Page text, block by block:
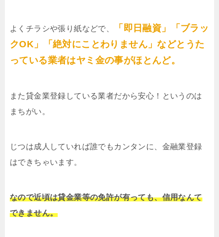
よくチラシや張り紙などで、
「即日融資」「ブラッ
クOK」「絶対にことわりません」などとうた
っている業者はヤミ金の事がほとんど。
また貸金業登録している業者だから安心！というのは
まちがい。
じつは成人していれば誰でもカンタンに、金融業登録
はできちゃいます。
なので近頃は貸金業等の免許が有っても、信用なんて
できません。